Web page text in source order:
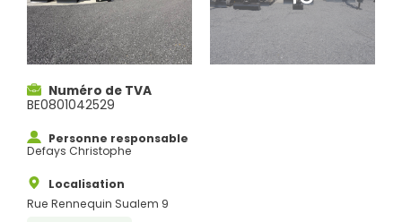
Numéro de TVA
BE0801042529
Personne responsable
Defays Christophe
Localisation
Rue Rennequin Sualem 9